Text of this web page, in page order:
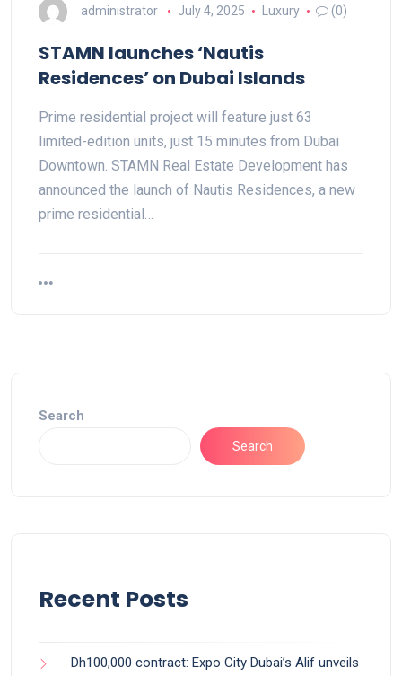
administrator July 4, 2025 Luxury (0)
STAMN launches ‘Nautis
Residences’ on Dubai Islands
Prime residential project will feature just 63
limited-edition units, just 15 minutes from Dubai
Downtown. STAMN Real Estate Development has
announced the launch of Nautis Residences, a new
prime residential…
Search
Search
Recent Posts
Dh100,000 contract: Expo City Dubai’s Alif unveils